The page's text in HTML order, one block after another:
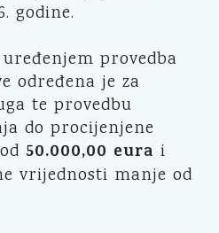
godine.
provedba
određena je za
te provedbu
do procijenjene
50.000,00 eura i
vrijednosti manje od